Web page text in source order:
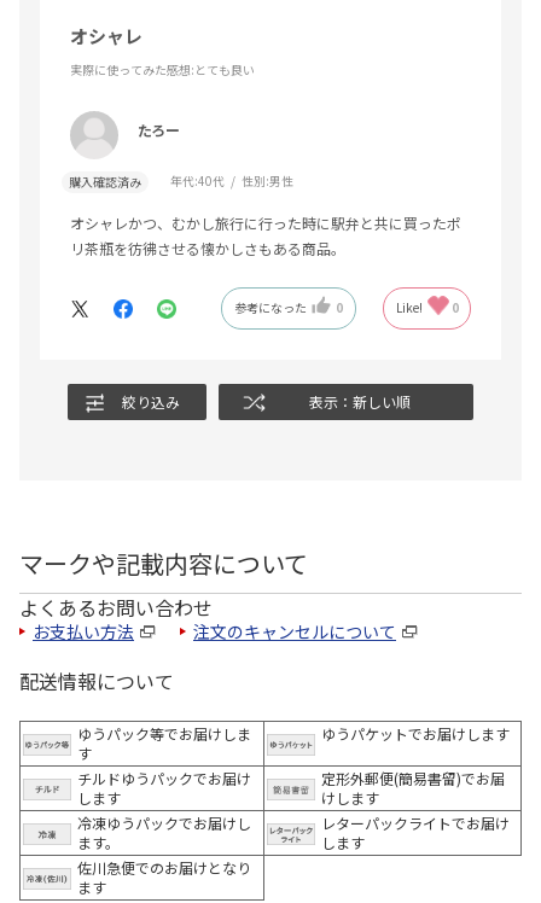
オシャレ
実際に使ってみた感想:とても良い
たろー
購入確認済み 年代:40代 性別:男性
オシャレかつ、むかし旅行に行った時に駅弁と共に買ったポ
リ茶瓶を彷彿させる懐かしさもある商品。
参考になった 0 Like! 0
絞り込み 表示：新しい順
マークや記載内容について
よくあるお問い合わせ
お支払い方法 注文のキャンセルについて
配送情報について
ゆうパック等でお届けしま
す
ゆうパケットでお届けします
チルドゆうパックでお届け
します
定形外郵便(簡易書留)でお届
けします
冷凍ゆうパックでお届けし
ます。
レターパックライトでお届け
します
佐川急便でのお届けとなり
ます